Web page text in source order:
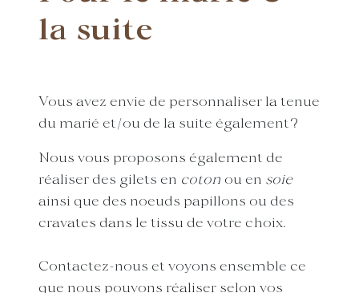
la suite
Vous avez envie de personnaliser la tenue
du marié et/ou de la suite également?
Nous vous proposons également de
réaliser des gilets en coton ou en soie
ainsi que des noeuds papillons ou des
cravates dans le tissu de votre choix.
Contactez-nous et voyons ensemble ce
que nous pouvons réaliser selon vos